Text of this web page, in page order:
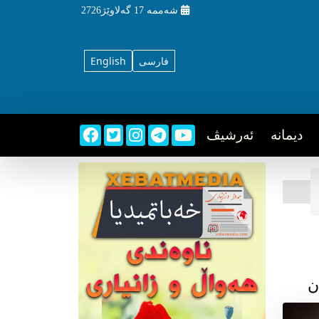
شه‌ممه‌ 17 گه‌لاوێژ2726
English فارسی
دیمانه ئه‌رشیڤ